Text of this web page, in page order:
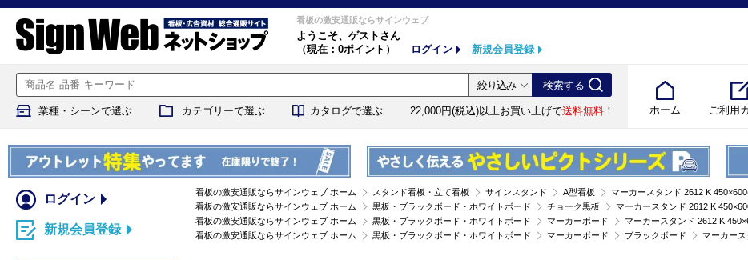
看板の激安通販ならサインウェブ
ようこそ、 ゲストさん
（現在：0ポイント）
ログイン 新規会員登録
ホーム ご利用
業種・シーンで選ぶ カテゴリーで選ぶ カタログで選ぶ 22,000円(税込)以上お買い上げで送料無料 ！
看板の激安通販ならサインウェブ ホーム スタンド看板・立て看板 サインスタンド A型看板
マーカースタンド 2612 K
看板の激安通販ならサインウェブ ホーム
黒板・ブラックボード・ホワイトボード チョーク黒板
マーカースタンド 2612 K
看板の激安通販ならサインウェブ ホーム
黒板・ブラックボード・ホワイトボード マーカーボード
マーカースタンド 2612 K
看板の激安通販ならサインウェブ ホーム
黒板・ブラックボード・ホワイトボード マーカーボード ブラックボード マーカー
ログイン
新規会員登録